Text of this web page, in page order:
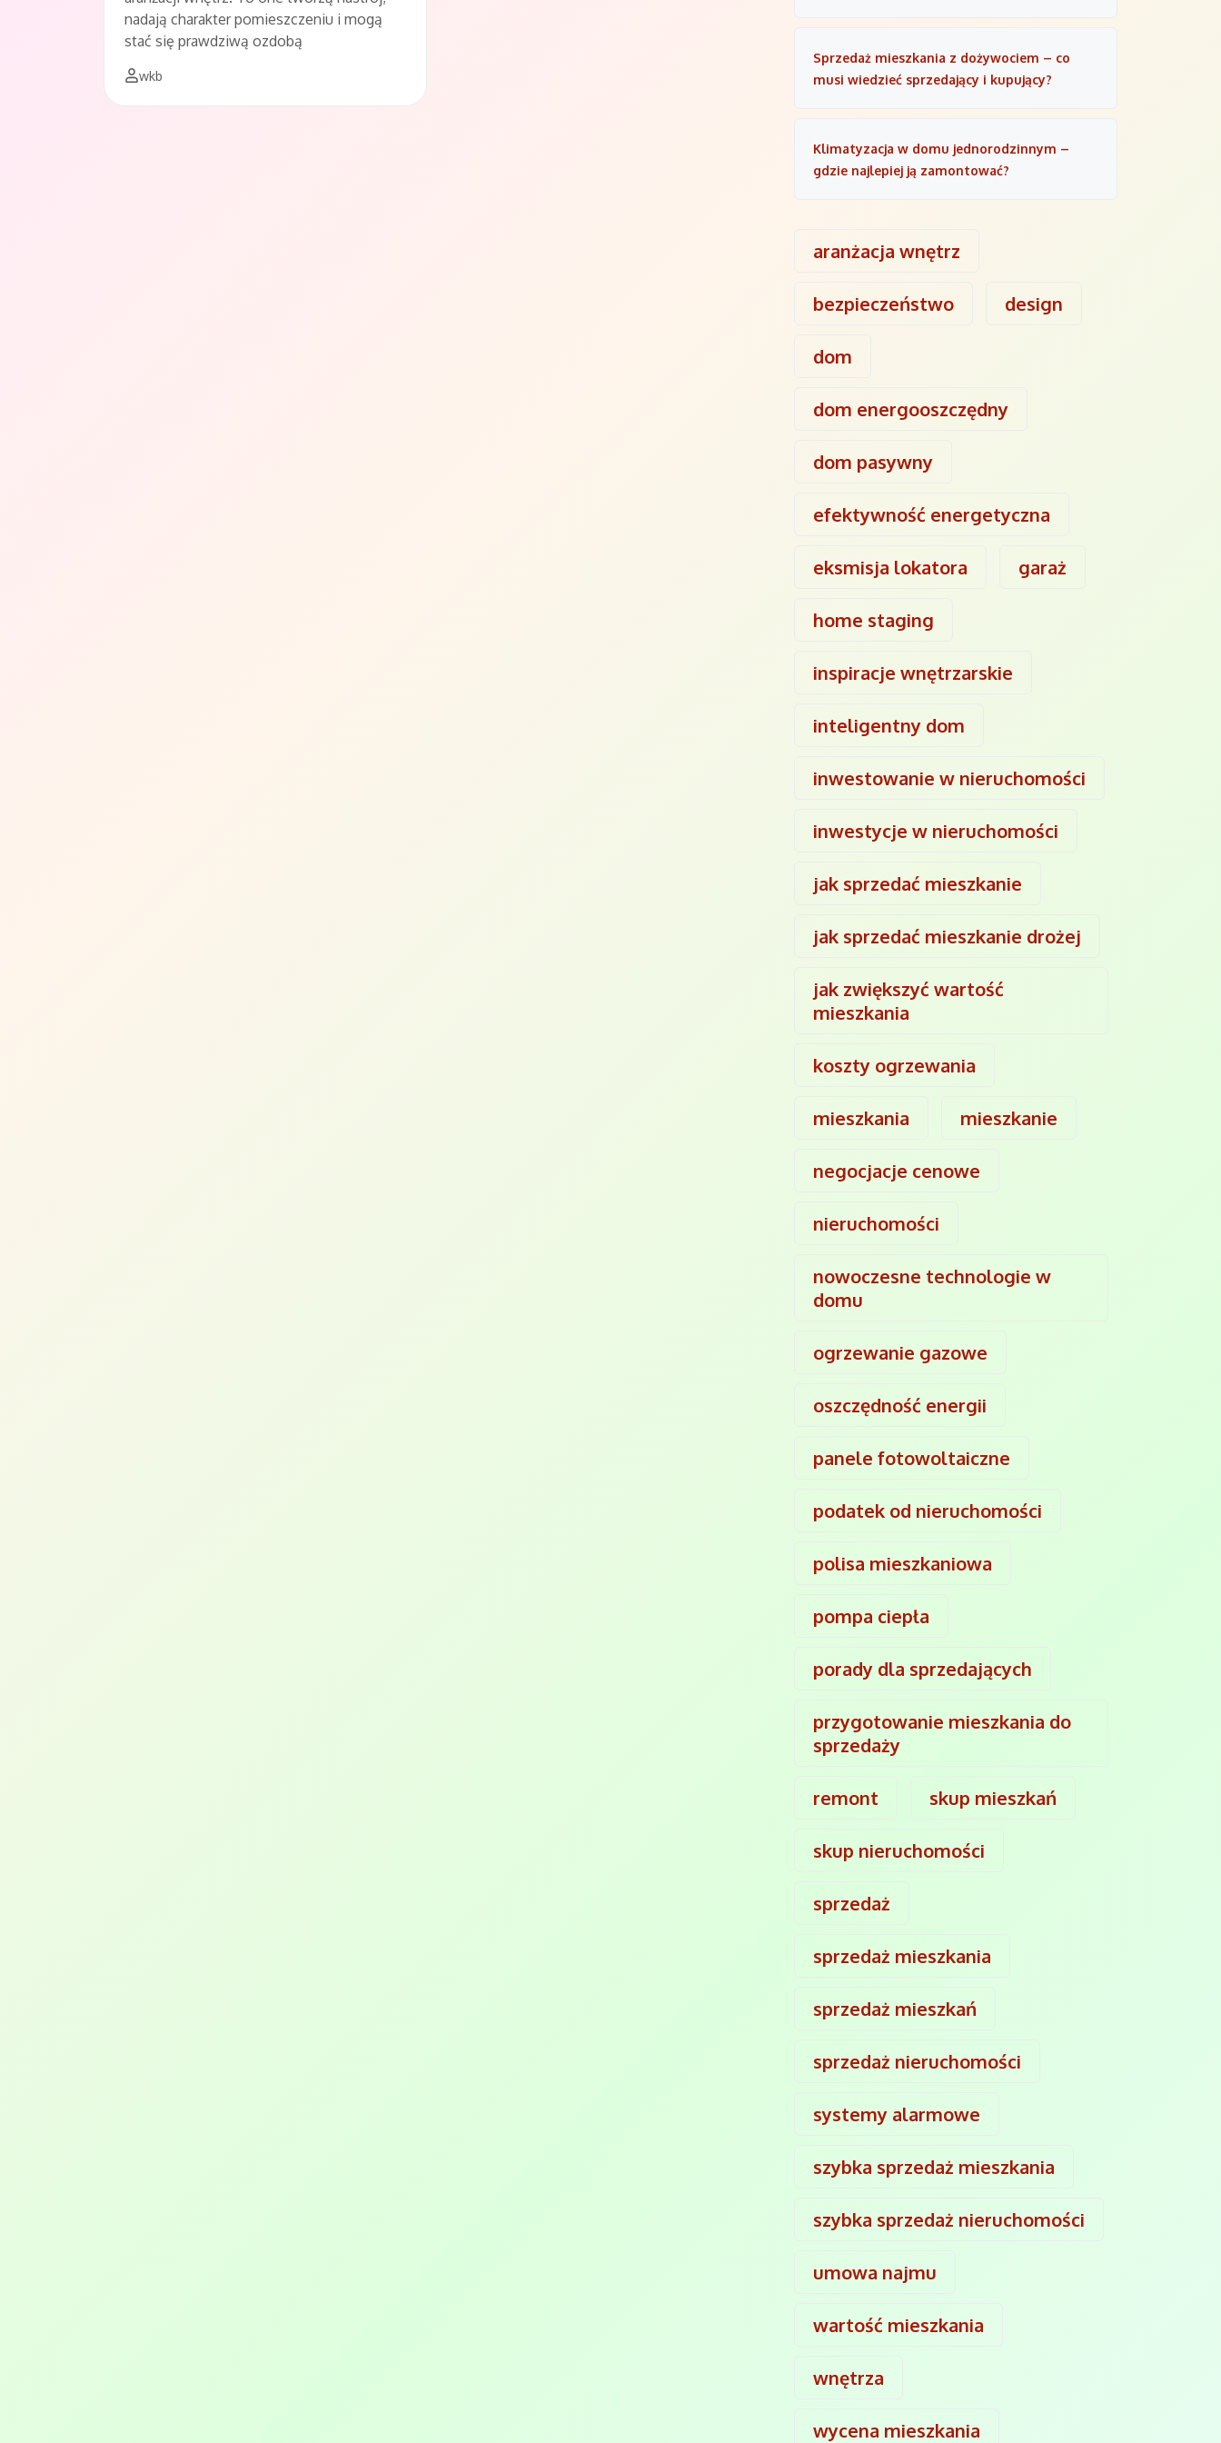
nadają charakter pomieszczeniu i mogą
stać się prawdziwą ozdobą
wkb
Sprzedaż mieszkania z dożywociem – co
musi wiedzieć sprzedający i kupujący?
Klimatyzacja w domu jednorodzinnym –
gdzie najlepiej ją zamontować?
aranżacja wnętrz
bezpieczeństwo design
dom
dom energooszczędny
dom pasywny
efektywność energetyczna
eksmisja lokatora garaż
home staging
inspiracje wnętrzarskie
inteligentny dom
inwestowanie w nieruchomości
inwestycje w nieruchomości
jak sprzedać mieszkanie
jak sprzedać mieszkanie drożej
jak zwiększyć wartość
mieszkania
koszty ogrzewania
mieszkania mieszkanie
negocjacje cenowe
nieruchomości
nowoczesne technologie w
domu
ogrzewanie gazowe
oszczędność energii
panele fotowoltaiczne
podatek od nieruchomości
polisa mieszkaniowa
pompa ciepła
porady dla sprzedających
przygotowanie mieszkania do
sprzedaży
remont skup mieszkań
skup nieruchomości
sprzedaż
sprzedaż mieszkania
sprzedaż mieszkań
sprzedaż nieruchomości
systemy alarmowe
szybka sprzedaż mieszkania
szybka sprzedaż nieruchomości
umowa najmu
wartość mieszkania
wnętrza
wycena mieszkania